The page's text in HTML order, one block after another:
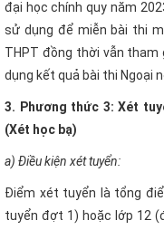
đại học chính quy năm
sử dụng để miễn bài thi
THPT đồng thời vẫn tham
dụng kết quả bài thi Ngoại
3. Phương thức 3:Xét
(Xét học bạ)
a) Điều kiện xét tuyển:
Điểm xét tuyển là tổng
tuyển đợt 1) hoặc lớp 12